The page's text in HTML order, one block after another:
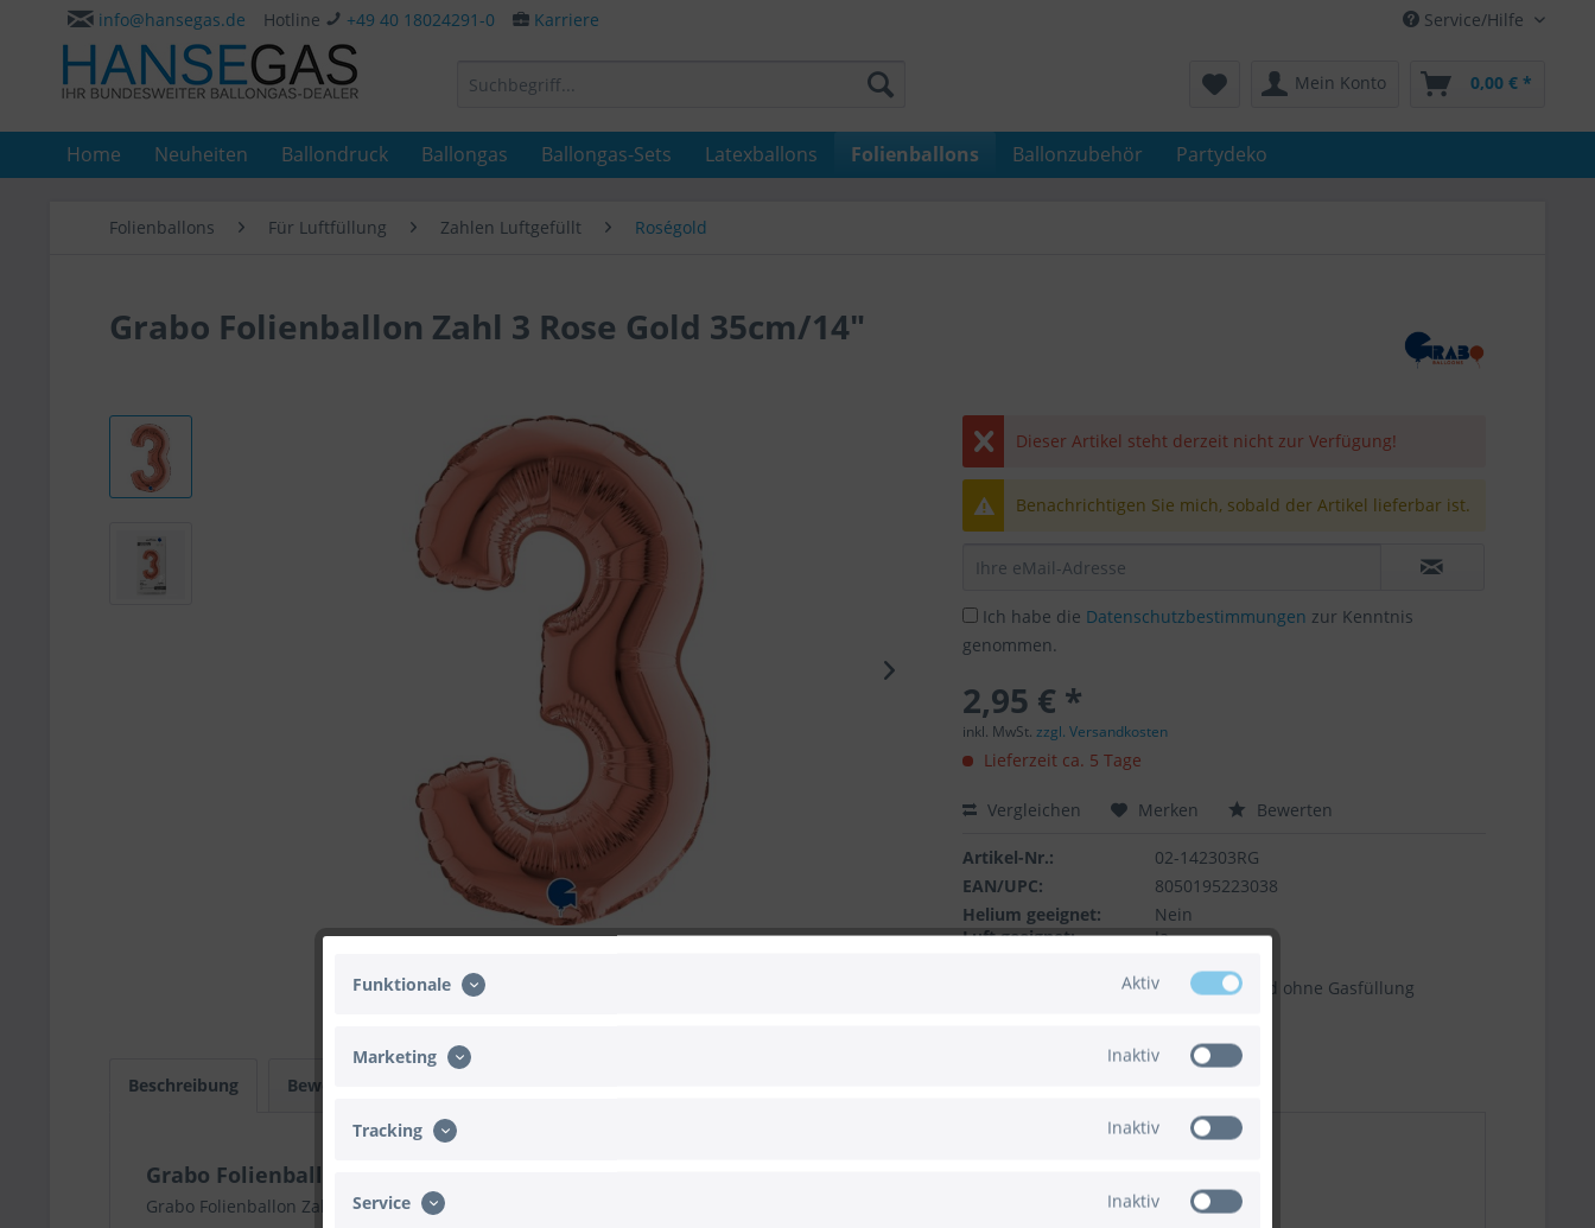
Service/Hilfe
info@hansegas.de Hotline +49 40 18024291-0 Karriere
Mein Konto 0,00 € *
Home Neuheiten Ballondruck Ballongas Ballongas-Sets Latexballons Folienballons Ballonzubehör Partydeko
Folienballons Für Luftfüllung Zahlen Luftgefüllt Roségold
Grabo Folienballon Zahl 3 Rose Gold 35cm/14"
Dieser Artikel steht derzeit nicht zur Verfügung!
Benachrichtigen Sie mich, sobald der Artikel lieferbar ist.
Ich habe die Datenschutzbestimmungen zur Kenntnis
genommen.
2,95 € *
inkl. MwSt.zzgl. Versandkosten
Lieferzeit ca. 5 Tage
Vergleichen Merken Bewerten
Artikel-Nr.:
02-142303RG
EAN/UPC:
8050195223038
Helium geeignet:
Nein
Luft geeignet:
Ja
Der Artikel wird ohne Gasfüllung
Beschreibung Bewertungen
Grabo Folienballon Zahl 3 Rose Gold 35cm/14"
Grabo Folienballon Zahl 3 Rose Gold 35cm/14"
Funktionale Aktiv
Marketing Inaktiv
Tracking Inaktiv
Service Inaktiv